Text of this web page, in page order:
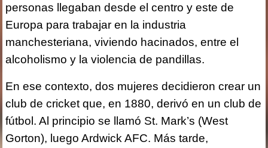
personas llegaban desde el centro y este de
Europa para trabajar en la industria
manchesteriana, viviendo hacinados, entre el
alcoholismo y la violencia de pandillas.
En ese contexto, dos mujeres decidieron crear un
club de cricket que, en 1880, derivó en un club de
fútbol. Al principio se llamó St. Mark’s (West
Gorton), luego Ardwick AFC. Más tarde,